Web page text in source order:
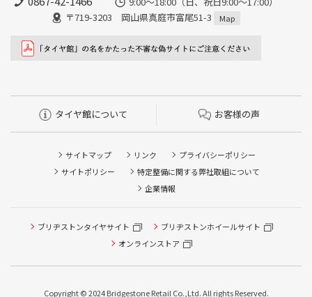
〒719-3203 岡山県真庭市富尾51-3
Map
タイヤ館について お客様の声
サイトマップ リンク
プライバシーポリシー
サイトポリシー
特定整備に関する弊社取組について
企業情報
ブリヂストンタイヤサイト
ブリヂストンホイールサイト
オンラインストア
Copyright © 2024 Bridgestone Retail Co.,Ltd. All rights Reserved.